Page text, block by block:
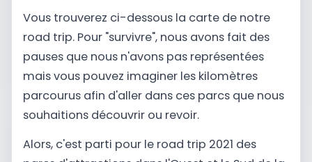
Vous trouverez ci-dessous la carte de notre
road trip. Pour "survivre", nous avons fait des
pauses que nous n'avons pas représentées
mais vous pouvez imaginer les kilomètres
parcourus afin d'aller dans ces parcs que nous
souhaitions découvrir ou revoir.
Alors, c'est parti pour le road trip 2021 des